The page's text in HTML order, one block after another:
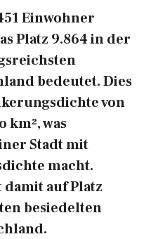
Einwohner
Platz 9.864 in der
bedeutet. Dies
von
km², was
Stadt mit
macht.
auf Platz
besiedelten